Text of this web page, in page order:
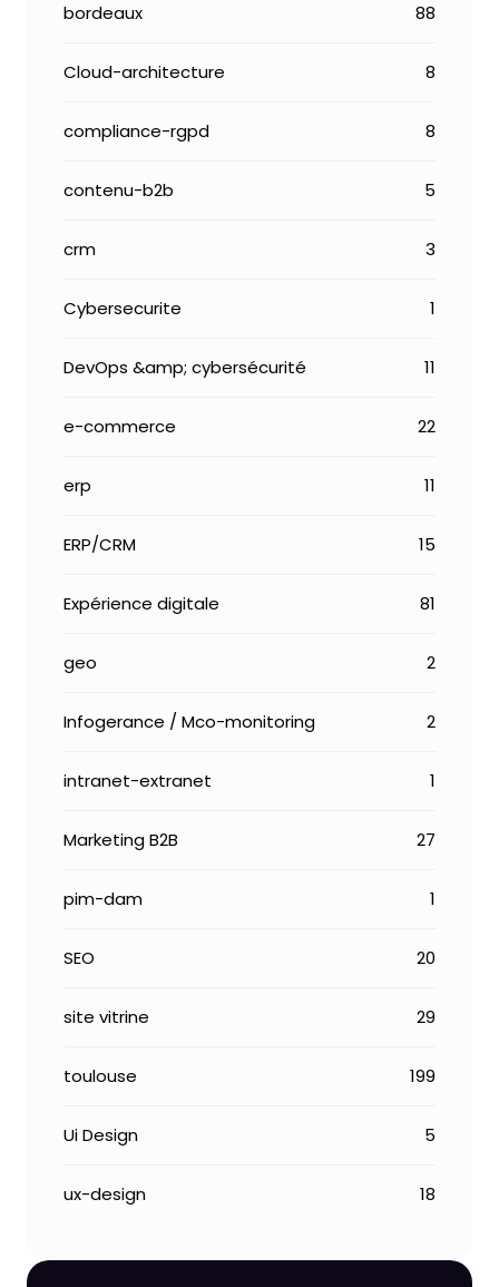
bordeaux 88
Cloud-architecture 8
compliance-rgpd 8
contenu-b2b 5
crm 3
Cybersecurite 1
DevOps &amp; cybersécurité 11
e-commerce 22
erp 11
ERP/CRM 15
Expérience digitale 81
geo 2
Infogerance / Mco-monitoring 2
intranet-extranet 1
Marketing B2B 27
pim-dam 1
SEO 20
site vitrine 29
toulouse 199
Ui Design 5
ux-design 18